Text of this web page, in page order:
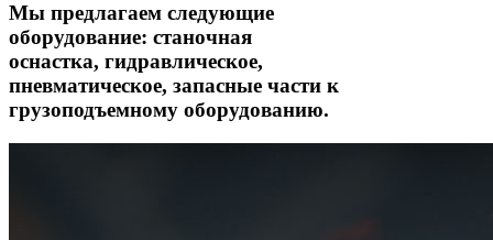
Мы предлагаем следующие
оборудование: станочная
оснастка, гидравлическое,
пневматическое, запасные части к
грузоподъемному оборудованию.